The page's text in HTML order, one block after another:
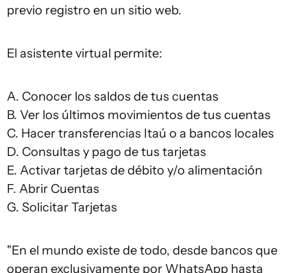
previo registro en un sitio web.
El asistente virtual permite:
A. Conocer los saldos de tus cuentas
B. Ver los últimos movimientos de tus cuentas
C. Hacer transferencias Itaú o a bancos locales
D. Consultas y pago de tus tarjetas
E. Activar tarjetas de débito y/o alimentación
F. Abrir Cuentas
G. Solicitar Tarjetas
"En el mundo existe de todo, desde bancos que
operan exclusivamente por WhatsApp hasta